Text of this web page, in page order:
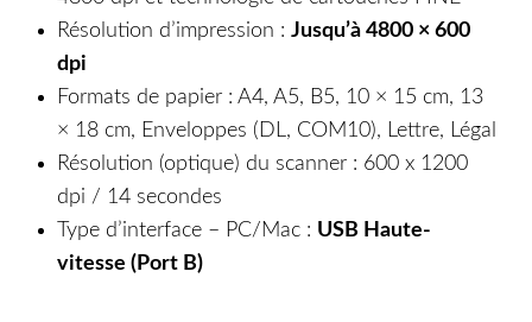
Résolution d’impression : Jusqu’à 4800 × 600
dpi
Formats de papier : A4, A5, B5, 10 × 15 cm, 13
× 18 cm, Enveloppes (DL, COM10), Lettre, Légal
Résolution (optique) du scanner : 600 x 1200
dpi / 14 secondes
Type d’interface – PC/Mac : USB Haute-
vitesse (Port B)